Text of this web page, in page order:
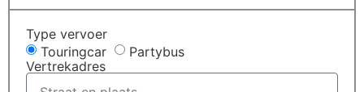
Type vervoer
Touringcar
Partybus
Vertrekadres